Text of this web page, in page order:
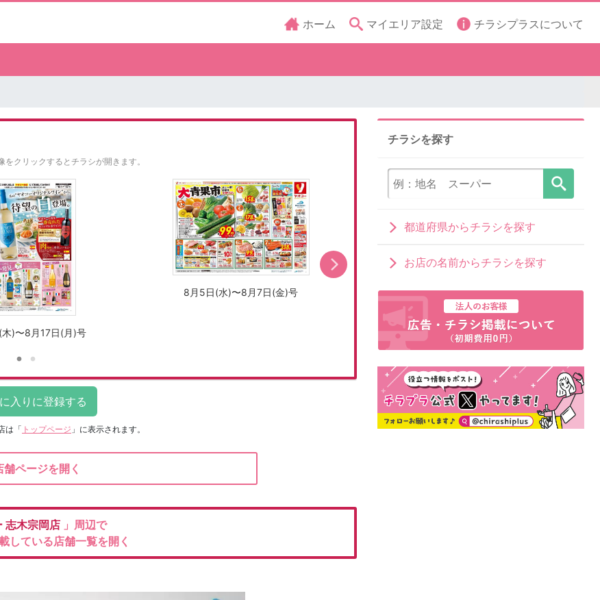
ホーム マイエリア設定 チラシプラスについて
をクリックするとチラシが開きます。
)〜8月17日(月)号
8月5日(水)〜8月7日(金)号
8月の厳選100品
は 「 トップページ 」に表示されます。
舗ページを開く
志木宗岡店 」周辺で
している店舗一覧を開く
チラシを探す
都道府県からチラシを探す
お店の名前からチラシを探す